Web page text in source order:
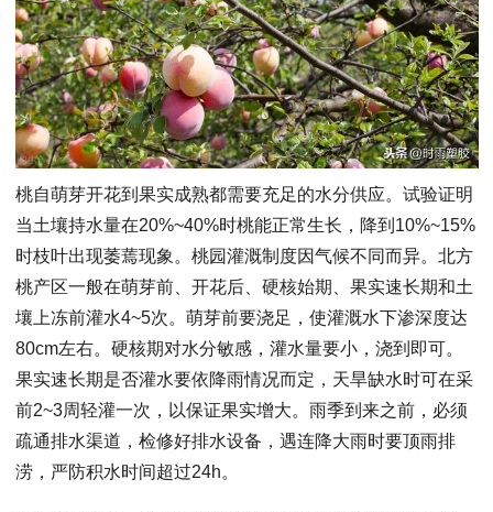
桃自萌芽开花到果实成熟都需要充足的水分供应。试验证明
当土壤持水量在20%~40%时桃能正常生长，降到10%~15%
时枝叶出现萎蔫现象。桃园灌溉制度因气候不同而异。北方
桃产区一般在萌芽前、开花后、硬核始期、果实速长期和土
壤上冻前灌水4~5次。萌芽前要浇足，使灌溉水下渗深度达
80cm左右。硬核期对水分敏感，灌水量要小，浇到即可。
果实速长期是否灌水要依降雨情况而定，天旱缺水时可在采
前2~3周轻灌一次，以保证果实增大。雨季到来之前，必须
疏通排水渠道，检修好排水设备，遇连降大雨时要顶雨排
涝，严防积水时间超过24h。